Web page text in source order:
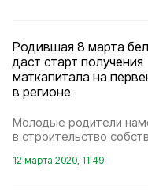
Родившая 8 марта
даст старт получения
маткапитала на
в регионе
Молодые родители
в строительство
12 марта 2020, 11:49